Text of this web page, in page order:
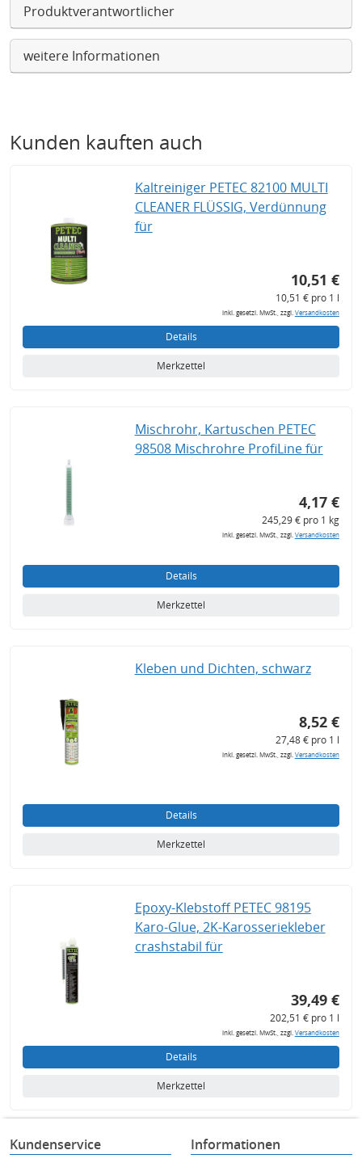
Produktverantwortlicher
weitere Informationen
Kunden kauften auch
Kaltreiniger PETEC 82100 MULTI
CLEANER FLÜSSIG, Verdünnung
für
10,51 €
10,51 € pro 1 l
inkl. gesetzl. MwSt., zzgl.Versandkosten
Details
Merkzettel
Mischrohr, Kartuschen PETEC
98508 Mischrohre ProfiLine für
4,17 €
245,29 € pro 1 kg
inkl. gesetzl. MwSt., zzgl.Versandkosten
Details
Merkzettel
Kleben und Dichten, schwarz
8,52 €
27,48 € pro 1 l
inkl. gesetzl. MwSt., zzgl.Versandkosten
Details
Merkzettel
Epoxy-Klebstoff PETEC 98195
Karo-Glue, 2K-Karosseriekleber
crashstabil für
39,49 €
202,51 € pro 1 l
inkl. gesetzl. MwSt., zzgl.Versandkosten
Details
Merkzettel
Kundenservice Informationen